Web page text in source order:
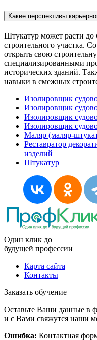
Какие перспективы
Штукатур может расти до
строительного участка.
открыть свою
специализированными
исторических зданий.
навыки в смежных
Изолировщик
Изолировщик
Изолировщик
Изолировщик
Маляр (маляр-
Реставратор
изделий
Штукатур
Один клик до
будущей профессии
Карта сайта
Контакты
Заказать обучение
Оставьте Ваши данные в
и с Вами свяжутся наши
Ошибка: Контактная